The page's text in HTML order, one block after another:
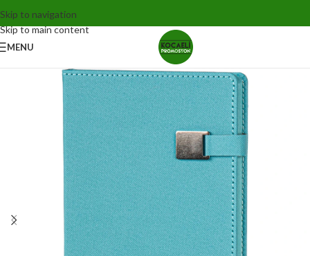
Skip to navigation
Skip to main content
MENU